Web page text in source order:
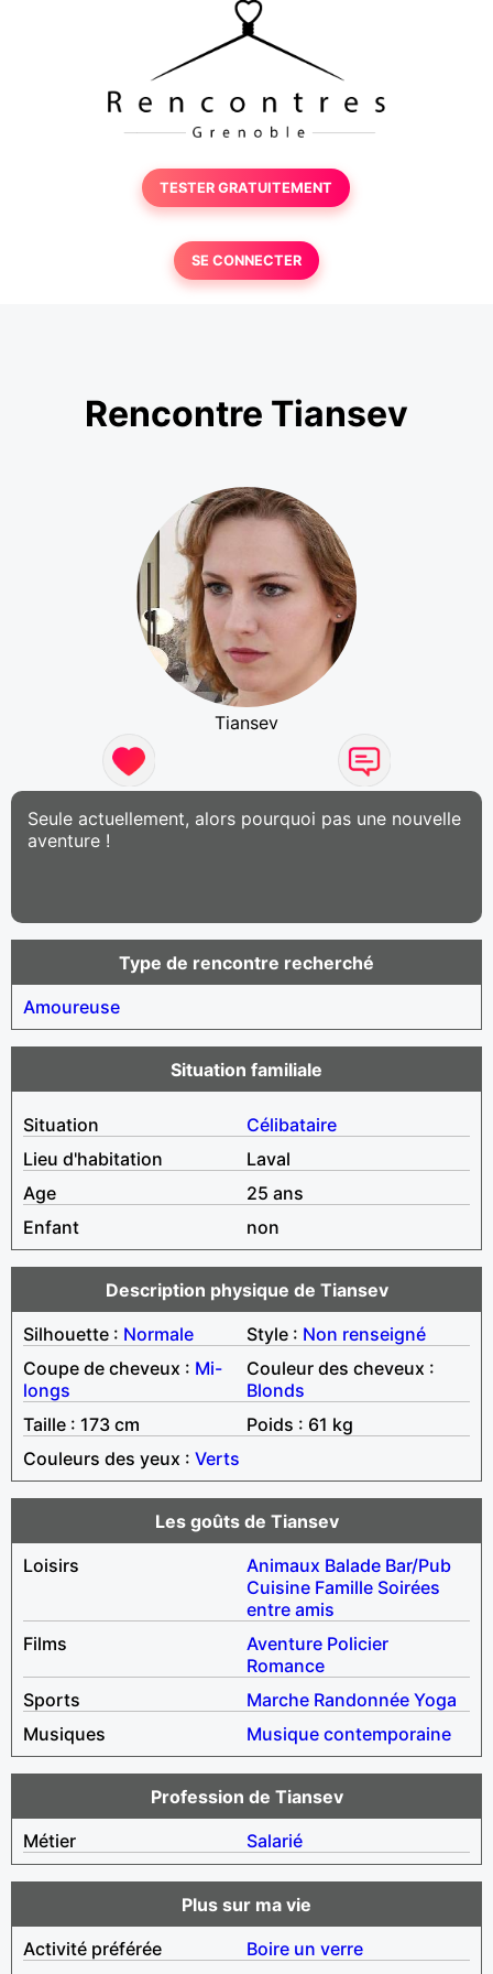
TESTER GRATUITEMENT
SE CONNECTER
Rencontre Tiansev
Tiansev
Seule actuellement, alors pourquoi pas une nouvelle
aventure !
Type de rencontre recherché
Amoureuse
Situation familiale
Situation
Célibataire
Lieu d'habitation
Laval
Age
25 ans
Enfant
non
Description physique de Tiansev
Silhouette : Normale Style : Non renseigné
Coupe de cheveux : Mi-
longs
Couleur des cheveux :
Blonds
Taille : 173 cm
Poids : 61 kg
Couleurs des yeux : Verts
Les goûts de Tiansev
Loisirs
Animaux Balade Bar/Pub
Cuisine Famille Soirées
entre amis
Films
Aventure Policier
Romance
Sports
Marche Randonnée Yoga
Musiques
Musique contemporaine
Profession de Tiansev
Métier
Salarié
Plus sur ma vie
Activité préférée
Boire un verre